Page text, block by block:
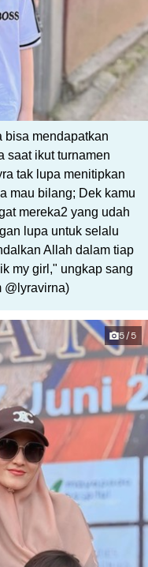
bisa mendapatkan
saat ikut turnamen
tak lupa menitipkan
mau bilang; Dek kamu
mereka2 yang udah
lupa untuk selalu
Allah dalam tiap
my girl," ungkap sang
@lyravirna)
5/5